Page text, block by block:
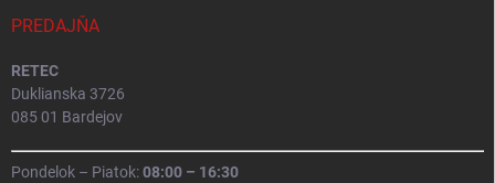
PREDAJŇA
RETEC
Duklianska 3726
085 01 Bardejov
Pondelok – Piatok:08:00 – 16:30